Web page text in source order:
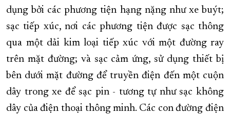
dụng bởi các phương tiện hạng nặng như xe buýt;
sạc tiếp xúc, nơi các phương tiện được sạc thông
qua một dải kim loại tiếp xúc với một đường ray
trên mặt đường; và sạc cảm ứng, sử dụng thiết bị
bên dưới mặt đường để truyền điện đến một cuộn
dây trong xe để sạc pin - tương tự như sạc không
dây của điện thoại thông minh. Các con đường điện